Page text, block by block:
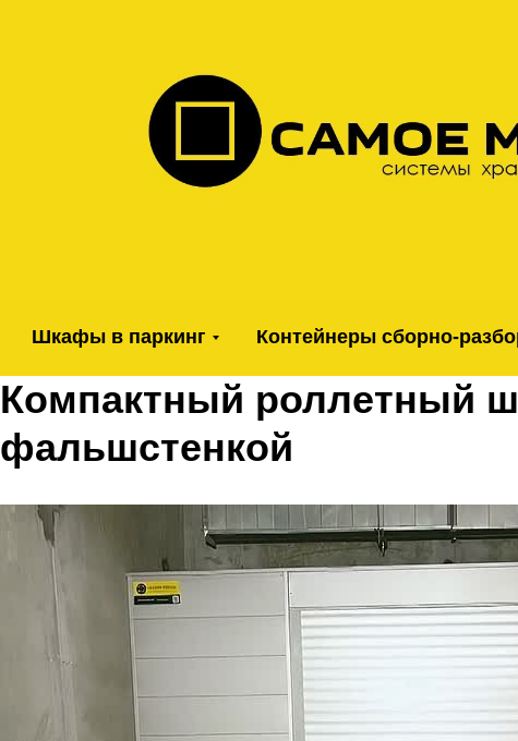
Шкафы в паркинг Контейнеры сборно-
Компактный роллетный
фальшстенкой